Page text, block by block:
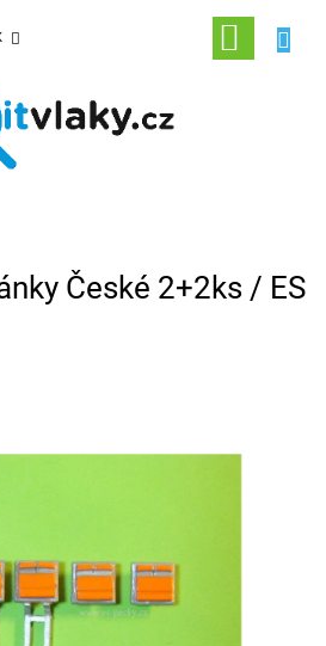
NÁKUPNÍ
KOŠÍK
České 2+2ks / ES